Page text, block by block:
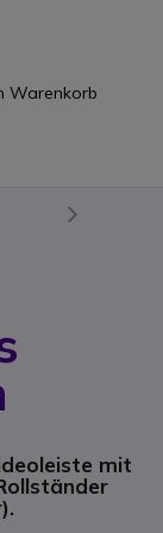
Warenkorb
mit